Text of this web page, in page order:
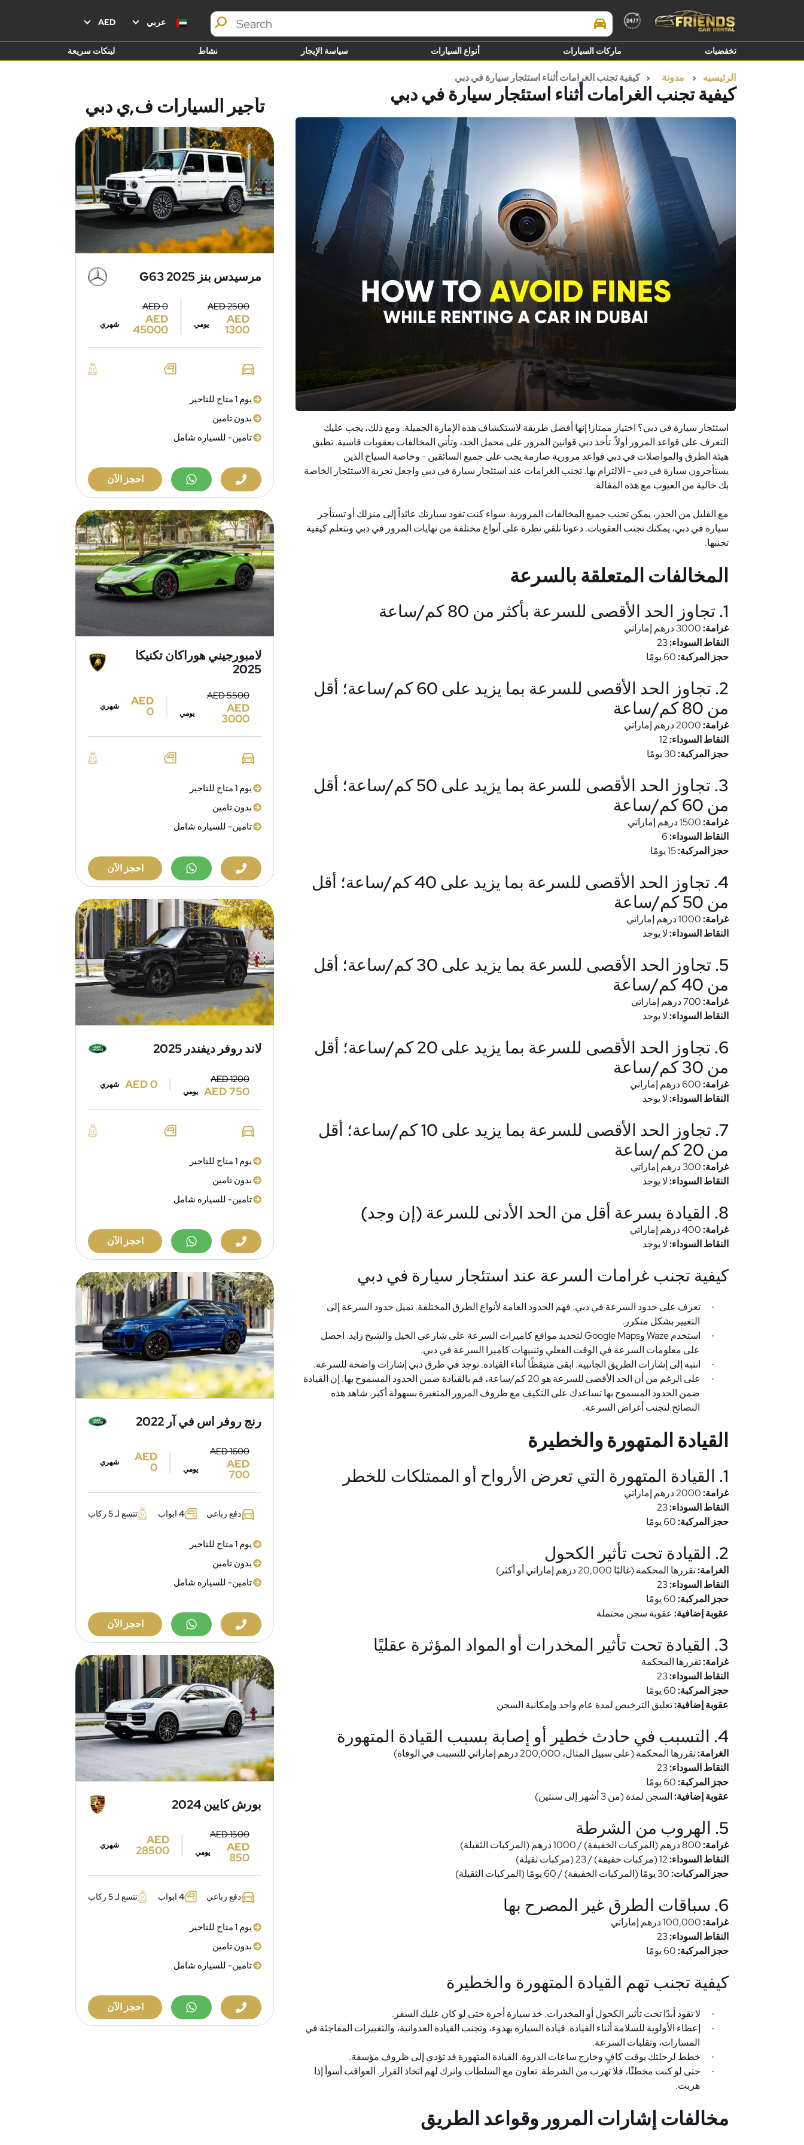
Search Brands عربي AED
تخفضيات ماركات السيارات أنواع السيارات سياسة الإيجار نشاط لينكات سريعة
الرئيسيه مدونة كيفية تجنب الغرامات أثناء استئجار سيارة في دبي
كيفية تجنب الغرامات أثناء استئجار سيارة في دبي
استئجار سيارة في دبي؟ اختيار ممتاز! إنها أفضل طريقة لاستكشاف هذه الإمارة الجميلة. ومع ذلك، يجب عليك
التعرف على قواعد المرور أولاً. تأخذ دبي قوانين المرور على محمل الجد، وتأتي المخالفات بعقوبات قاسية. تطبق
هيئة الطرق والمواصلات في دبي قواعد مرورية صارمة يجب على جميع السائقين - وخاصة السياح الذين
يستأجرون سيارة في دبي - الالتزام بها. تجنب الغرامات عند استئجار سيارة في دبي واجعل تجربة الاستئجار الخاصة
بك خالية من العيوب مع هذه المقالة.
مع القليل من الحذر، يمكن تجنب جميع المخالفات المرورية. سواء كنت تقود سيارتك عائداً إلى منزلك أو تستأجر
سيارة في دبي، يمكنك تجنب العقوبات. دعونا نلقي نظرة على أنواع مختلفة من نهايات المرور في دبي ونتعلم كيفية
تجنبها.
المخالفات المتعلقة بالسرعة
1. تجاوز الحد الأقصى للسرعة بأكثر من 80 كم/ساعة
غرامة:
النقاط السوداء:
حجز المركبة:
2. تجاوز الحد الأقصى للسرعة بما يزيد على 60 كم/ساعة؛ أقل
من 80 كم/ساعة
غرامة:
النقاط السوداء:
حجز المركبة:
3. تجاوز الحد الأقصى للسرعة بما يزيد على 50 كم/ساعة؛ أقل
من 60 كم/ساعة
غرامة:
النقاط السوداء:6
حجز المركبة:
4. تجاوز الحد الأقصى للسرعة بما يزيد على 40 كم/ساعة؛ أقل
من 50 كم/ساعة
غرامة:1000 درهم إماراتي
النقاط السوداء:لا يوجد
5. تجاوز الحد الأقصى للسرعة بما يزيد على 30 كم/ساعة؛ أقل
من 40 كم/ساعة
غرامة:700 درهم إماراتي
النقاط السوداء:لا يوجد
6. تجاوز الحد الأقصى للسرعة بما يزيد على 20 كم/ساعة؛ أقل
من 30 كم/ساعة
غرامة:
النقاط السوداء:لا يوجد
7. تجاوز الحد الأقصى للسرعة بما يزيد على 10 كم/ساعة؛ أقل
من 20 كم/ساعة
غرامة:300 درهم إماراتي
النقاط السوداء:لا يوجد
8. القيادة بسرعة أقل من الحد الأدنى للسرعة (إن وجد)
غرامة:
النقاط السوداء:لا يوجد
كيفية تجنب غرامات السرعة عند استئجار سيارة في دبي
·
تعرف على حدود السرعة في دبي. فهم الحدود العامة لأنواع الطرق المختلفة. تميل حدود السرعة إلى
التغيير بشكل متكرر.
· استخدمWazeوGoogle Mapsلتحديد مواقع كاميرات السرعة على شارعي الخيل والشيخ زايد. احصل
على معلومات السرعة في الوقت الفعلي وتنبيهات كاميرا السرعة في دبي.
· انتبه إلى إشارات الطريق الجانبية. ابقى متيقظًا أثناء القيادة. توجد في طرق دبي إشارات واضحة للسرعة.
·
على الرغم من أن الحد الأقصى للسرعة هو 20 كم/ساعة، قم بالقيادة ضمن الحدود المسموح بها. إن القيادة
ضمن الحدود المسموح بها تساعدك على التكيف مع ظروف المرور المتغيرة بسهولة أكبر. شاهد هذه
النصائح لتجنب أغراض السرعة.
القيادة المتهورة والخطيرة
1. القيادة المتهورة التي تعرض الأرواح أو الممتلكات للخطر
غرامة:
النقاط السوداء:
حجز المركبة:
2. القيادة تحت تأثير الكحول
الغرامة:تقررها المحكمة (غالبًا 20,000 درهم إماراتي أو أكثر)
النقاط السوداء:
حجز المركبة:
عقوبة إضافية: عقوبة سجن محتملة
3. القيادة تحت تأثير المخدرات أو المواد المؤثرة عقليًا
غرامة:تقررها المحكمة
النقاط السوداء:
حجز المركبة:
عقوبة إضافية:تعليق الترخيص لمدة عام واحد وإمكانية السجن
4. التسبب في حادث خطير أو إصابة بسبب القيادة المتهورة
الغرامة:تقررها المحكمة (على سبيل المثال، 200,000 درهم إماراتي للتسبب في الوفاة)
النقاط السوداء:
حجز المركبة:
عقوبة إضافية:السجن لمدة (من 3 أشهر إلى سنتين)
5. الهروب من الشرطة
غرامة:
النقاط السوداء:
حجز المركبات:
6. سباقات الطرق غير المصرح بها
غرامة:
النقاط السوداء:
حجز المركبة:
كيفية تجنب تهم القيادة المتهورة والخطيرة
· لا تقود أبدًا تحت تأثير الكحول أو المخدرات. خذ سيارة أجرة حتى لو كان عليك السفر.
·
إعطاء الأولوية للسلامة أثناء القيادة. قيادة السيارة بهدوء، وتجنب القيادة العدوانية، والتغييرات المفاجئة في
المسارات، وتقلبات السرعة.
· خطط لرحلتك بوقت كافٍ وخارج ساعات الذروة. القيادة المتهورة قد تؤدي إلى ظروف مؤسفة.
·
حتى لو كنت مخطئًا، فلا تهرب من الشرطة. تعاون مع السلطات واترك لهم اتخاذ القرار. العواقب أسوأ إذا
هربت.
مخالفات إشارات المرور وقواعد الطريق
تأجير السيارات ف,ي دبي
مرسيدس بنز G63 2025
AED 2500
AED
1300 يومي
AED 0
AED
45000 شهري
يوم 1 متاح للتاجير
بدون تامين
تامين- للسياره شامل
احجز الآن
لامبورجيني هوراكان تكنيكا
2025
AED 5500
AED
3000 يومي
AED
0 شهري
يوم 1 متاح للتاجير
بدون تامين
تامين- للسياره شامل
احجز الآن
لاند روفر ديفندر 2025
AED 1200
AED 750 يومي
AED 0 شهري
يوم 1 متاح للتاجير
بدون تامين
تامين- للسياره شامل
احجز الآن
رنج روفر اس في آر 2022
AED 1600
AED
700 يومي
AED
0 شهري
دفع رباعي 4 ابواب تتسع لـ 5 ركاب
يوم 1 متاح للتاجير
بدون تامين
تامين- للسياره شامل
احجز الآن
بورش كايين 2024
AED 1500
AED
850 يومي
AED
28500 شهري
دفع رباعي 4 ابواب تتسع لـ 5 ركاب
يوم 1 متاح للتاجير
بدون تامين
تامين- للسياره شامل
احجز الآن